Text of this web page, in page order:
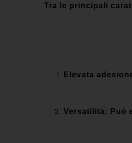
Tra le principali
Elevata
Versatilità: Può